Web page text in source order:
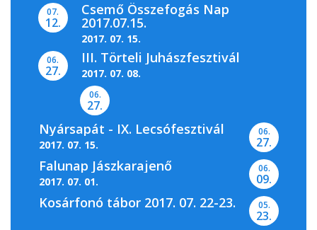
07.
12.
Csemő Összefogás Nap
2017.07.15.
2017. 07. 15.
06.
27.
III. Törteli Juhászfesztivál
2017. 07. 08.
06.
27.
Nyársapát - IX. Lecsófesztivál
2017. 07. 15.
06.
27.
Falunap Jászkarajenő
2017. 07. 01.
06.
09.
Kosárfonó tábor 2017. 07. 22-23. 05.
23.